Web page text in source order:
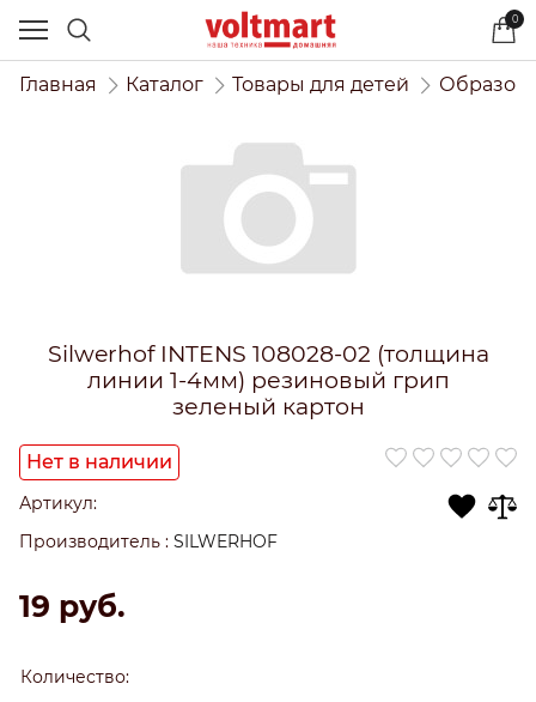
0
Главная Каталог Товары для детей
Silwerhof INTENS 108028-02 (толщина
линии 1-4мм) резиновый грип
зеленый картон
Нет в наличии
Артикул:
Производитель : SILWERHOF
19 руб.
Количество: